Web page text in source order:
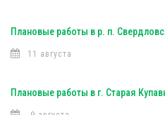
Плановые работы в р. п.
11 августа
Плановые работы в г. Старая